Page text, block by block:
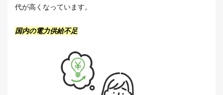
代が高くなっています。
国内の電力供給不足